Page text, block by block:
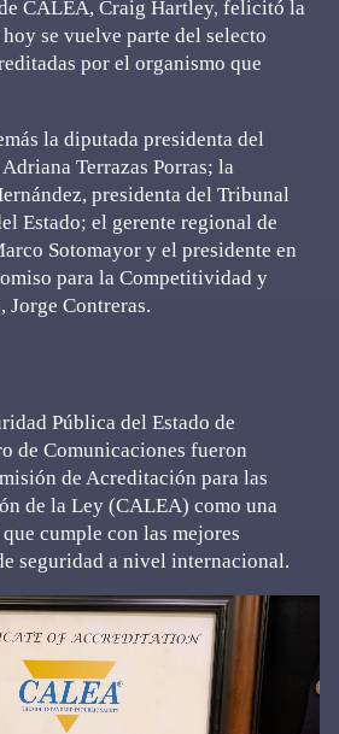
CALEA, Craig Hartley, felicitó la
se vuelve parte del selecto
por el organismo que
la diputada presidenta del
Terrazas Porras; la
presidenta del Tribunal
Estado; el gerente regional de
Sotomayor y el presidente en
para la Competitividad y
Jorge Contreras.
Pública del Estado de
de Comunicaciones fueron
de Acreditación para las
de la Ley (CALEA) como una
cumple con las mejores
seguridad a nivel internacional.